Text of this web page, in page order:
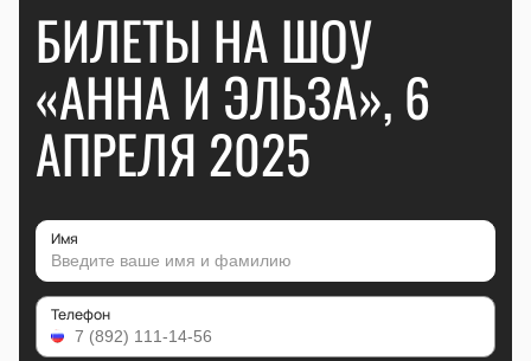
БИЛЕТЫ НА ШОУ
«АННА И ЭЛЬЗА», 6
АПРЕЛЯ 2025
Имя
Телефон